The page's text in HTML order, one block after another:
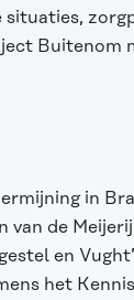
situaties,
Buitenom
in
van de
en
het